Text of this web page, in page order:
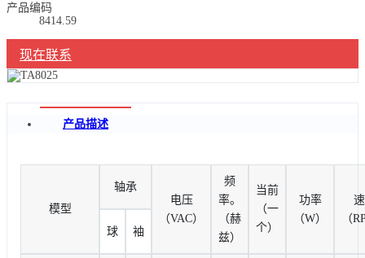
产品编码
8414.59
现在联系
产品描述
模型
轴承
电压
（VAC）
频
率。
（赫
兹）
当前
（一
个）
功率
（W）
（
球
袖